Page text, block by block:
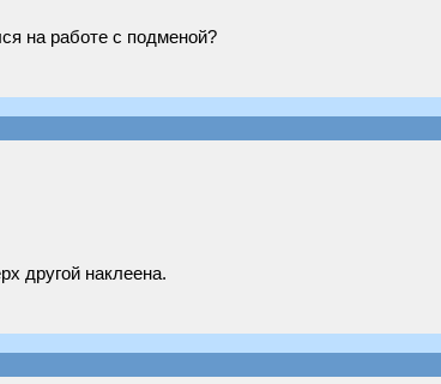
на работе с подменой?
другой наклеена.